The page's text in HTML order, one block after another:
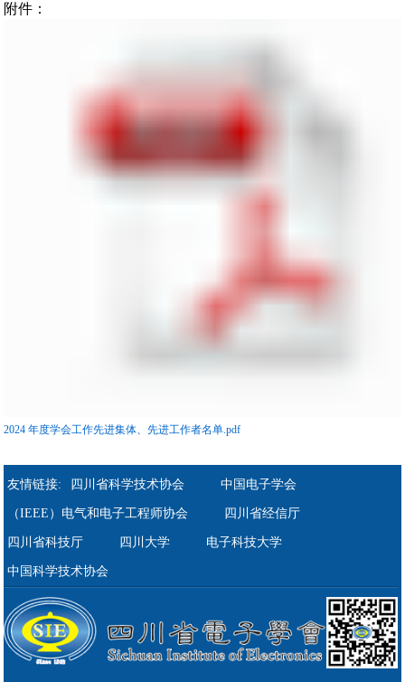
附件：
2024 年度学会工作先进集体、先进工作者名单.pdf
友情链接: 四川省科学技术协会 中国电子学会
（IEEE）电气和电子工程师协会 四川省经信厅
四川省科技厅 四川大学 电子科技大学
中国科学技术协会